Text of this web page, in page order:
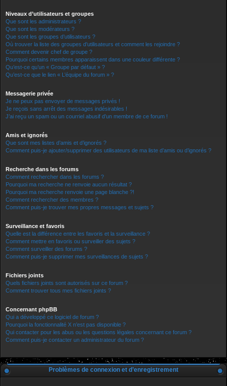
Niveaux d’utilisateurs et groupes
Que sont les administrateurs ?
Que sont les modérateurs ?
Que sont les groupes d’utilisateurs ?
Où trouver la liste des groupes d’utilisateurs et comment les rejoindre ?
Comment devenir chef de groupe ?
Pourquoi certains membres apparaissent dans une couleur différente ?
Qu’est-ce qu’un « Groupe par défaut » ?
Qu’est-ce que le lien « L’équipe du forum » ?
Messagerie privée
Je ne peux pas envoyer de messages privés !
Je reçois sans arrêt des messages indésirables !
J’ai reçu un spam ou un courriel abusif d’un membre de ce forum !
Amis et ignorés
Que sont mes listes d’amis et d’ignorés ?
Comment puis-je ajouter/supprimer des utilisateurs de ma liste d’amis ou d’ignorés ?
Recherche dans les forums
Comment rechercher dans les forums ?
Pourquoi ma recherche ne renvoie aucun résultat ?
Pourquoi ma recherche renvoie une page blanche ?!
Comment rechercher des membres ?
Comment puis-je trouver mes propres messages et sujets ?
Surveillance et favoris
Quelle est la différence entre les favoris et la surveillance ?
Comment mettre en favoris ou surveiller des sujets ?
Comment surveiller des forums ?
Comment puis-je supprimer mes surveillances de sujets ?
Fichiers joints
Quels fichiers joints sont autorisés sur ce forum ?
Comment trouver tous mes fichiers joints ?
Concernant phpBB
Qui a développé ce logiciel de forum ?
Pourquoi la fonctionnalité X n’est pas disponible ?
Qui contacter pour les abus ou les questions légales concernant ce forum ?
Comment puis-je contacter un administrateur du forum ?
Problèmes de connexion et d’enregistrement